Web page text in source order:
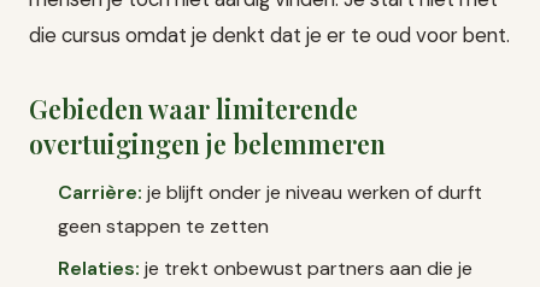
die cursus omdat je denkt dat je er te oud voor bent.
Gebieden waar limiterende
overtuigingen je belemmeren
Carrière: je blijft onder je niveau werken of durft
geen stappen te zetten
Relaties: je trekt onbewust partners aan die je